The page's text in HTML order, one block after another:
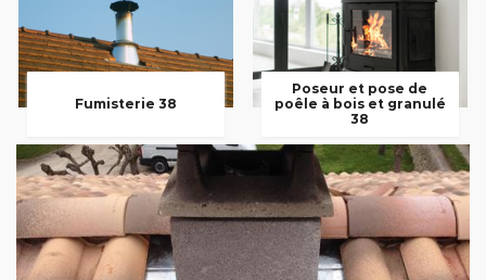
Fumisterie 38
Poseur et pose de
poêle à bois et granulé
38